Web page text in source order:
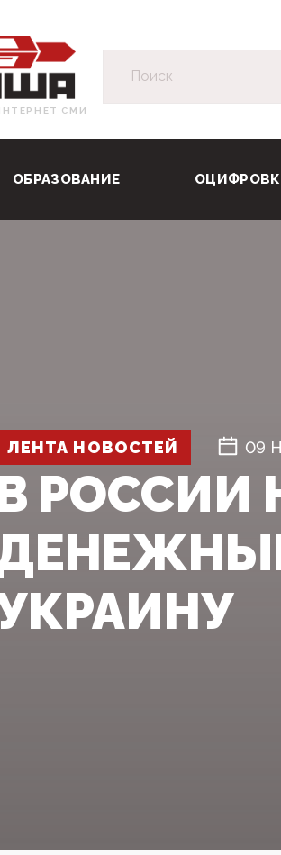
СМИ
ОБРАЗОВАНИЕ
ЛЕНТА НОВОСТЕЙ 09
РОССИИ